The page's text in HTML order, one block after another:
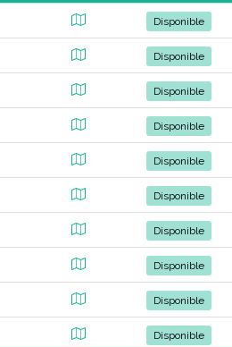
Disponible
Disponible
Disponible
Disponible
Disponible
Disponible
Disponible
Disponible
Disponible
Disponible